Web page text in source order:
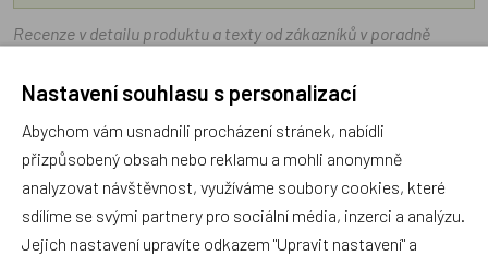
Recenze v detailu produktu a texty od zákazníků v poradně
e-shopu Dráček.cz texty zákazníků předem neschvaluje ani
Zatím zde nejsou žádné dotazy. Buďte první, kdo se zeptá!
Nastavení souhlasu s personalizací
Abychom vám usnadnili procházení stránek, nabídli
přizpůsobený obsah nebo reklamu a mohli anonymně
analyzovat návštěvnost, využíváme soubory cookies, které
sdílíme se svými partnery pro sociální média, inzerci a analýzu.
Jejich nastavení upravíte odkazem "Upravit nastavení" a